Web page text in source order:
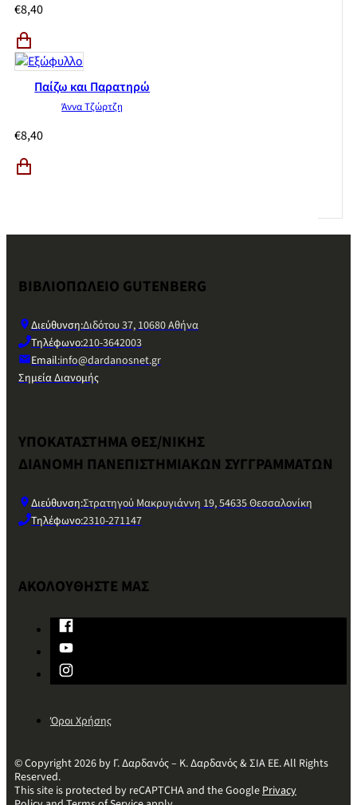
€8,40
Παίζω και Παρατηρώ
Άννα Τζώρτζη
€8,40
ΒΙΒΛΙΟΠΩΛΕΙΟ GUTENBERG
Διεύθυνση:Διδότου 37, 10680 Αθήνα
Τηλέφωνο:210-3642003
Email:info@dardanosnet.gr
Σημεία Διανομής
ΥΠΟΚΑΤΑΣΤΗΜΑ ΘΕΣ/ΝΙΚΗΣ
ΔΙΑΝΟΜΗ ΠΑΝΕΠΙΣΤΗΜΙΑΚΩΝ ΣΥΓΓΡΑΜΜΑΤΩΝ
Διεύθυνση:Στρατηγού Μακρυγιάννη 19, 54635 Θεσσαλονίκη
Τηλέφωνο:2310-271147
ΑΚΟΛΟΥΘΗΣΤΕ ΜΑΣ
Όροι Χρήσης
© Copyright 2026 by Γ. Δαρδανός – Κ. Δαρδανός & ΣΙΑ ΕΕ. All Rights
Reserved.
This site is protected by reCAPTCHA and the GooglePrivacy